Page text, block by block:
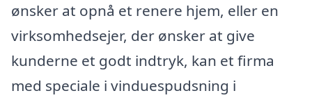
ønsker at opnå et renere hjem, eller en
virksomhedsejer, der ønsker at give
kunderne et godt indtryk, kan et firma
med speciale i vinduespudsning i